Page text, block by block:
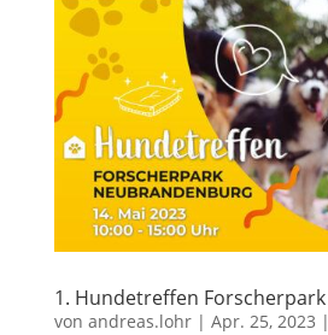
1. Hundetreffen Forscherpark
von andreas.lohr| Apr. 25, 2023 |